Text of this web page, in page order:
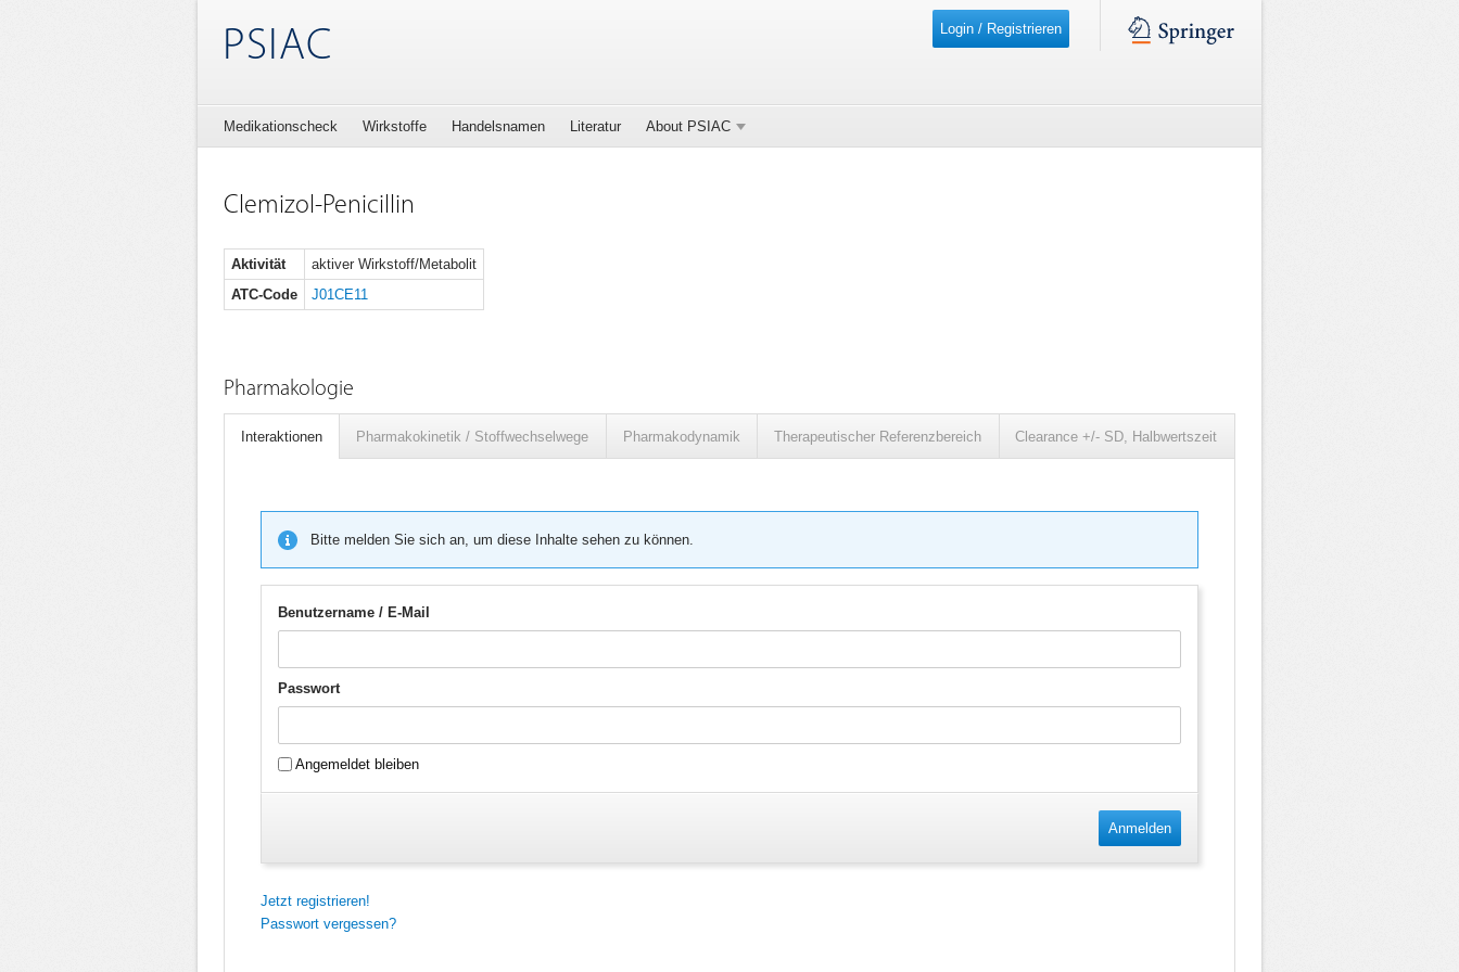
PSIAC
Medikationscheck Wirkstoffe Handelsnamen Literatur About PSIAC
Login / Registrieren
Clemizol-Penicillin
Aktivität
aktiver Wirkstoff/Metabolit
ATC-Code
J01CE11
Pharmakologie
Interaktionen Pharmakokinetik / Stoffwechselwege Pharmakodynamik Therapeutischer Referenzbereich Clearance +/- SD, Halbwertszeit
Bitte melden Sie sich an, um diese Inhalte sehen zu können.
Benutzername / E-Mail
Passwort
Angemeldet bleiben
Anmelden
Jetzt registrieren!
Passwort vergessen?